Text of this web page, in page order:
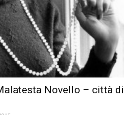
Novello – città di